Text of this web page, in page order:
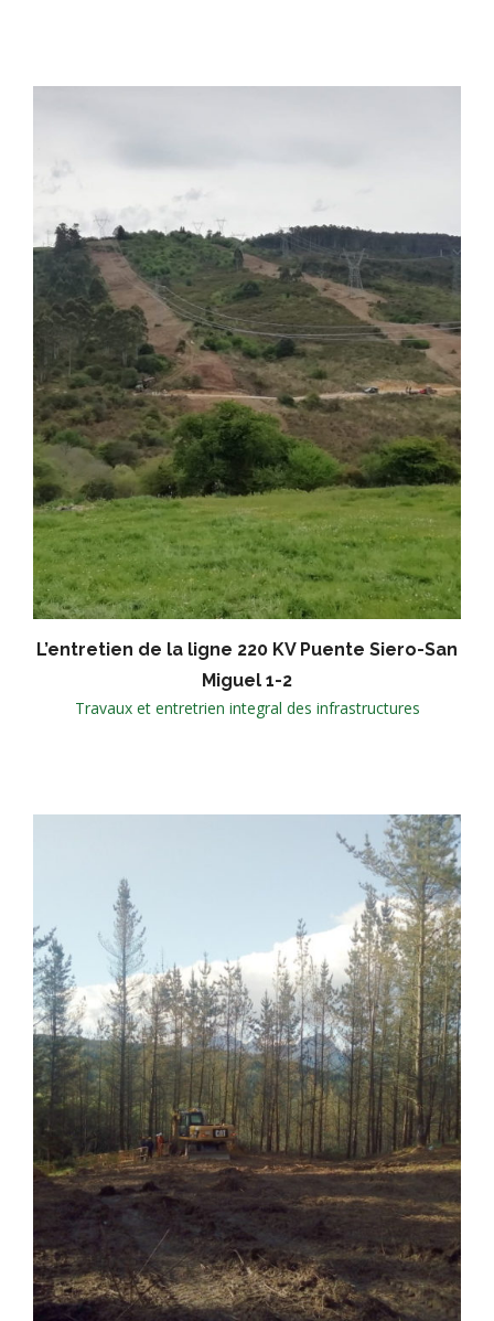
L’entretien de la ligne 220 KV Puente Siero-San
Miguel 1-2
Travaux et entretrien integral des infrastructures